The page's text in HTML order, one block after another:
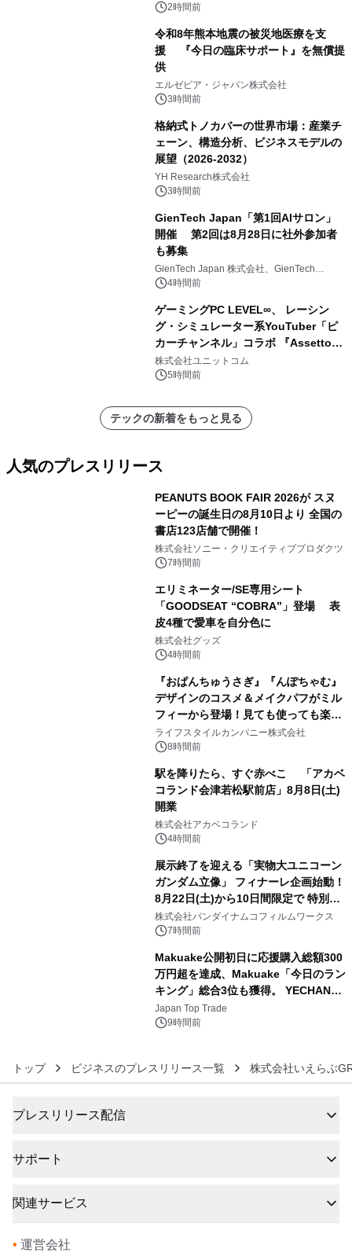
対象iiyama PCのご購入で最大3万円分
2時間前
令和8年熊本地震の被災地医療を支
援 『今日の臨床サポート』を無償提
供
エルゼビア・ジャパン株式会社
3時間前
格納式トノカバーの世界市場：産業チ
ェーン、構造分析、ビジネスモデルの
展望（2026-2032）
YH Research株式会社
3時間前
GienTech Japan「第1回AIサロン」
開催 第2回は8月28日に社外参加者
も募集
GienTech Japan 株式会社、GienTech
Consulting Japan 株式会社
4時間前
ゲーミングPC LEVEL∞、 レーシン
グ・シミュレーター系YouTuber「ピ
カーチャンネル」コラボ 『Assetto
Corsa EVO』推奨パソコン販売中
株式会社ユニットコム
5時間前
テックの新着をもっと見る
人気のプレスリリース
PEANUTS BOOK FAIR 2026が スヌ
ーピーの誕生日の8月10日より 全国の
書店123店舗で開催！
株式会社ソニー・クリエイティブプロダクツ
7時間前
エリミネーター/SE専用シート
「GOODSEAT “COBRA”」登場 表
皮4種で愛車を自分色に
株式会社グッズ
4時間前
『おぱんちゅうさぎ』『んぽちゃむ』
デザインのコスメ＆メイクパフがミル
フィーから登場！見ても使っても楽し
い、ポップでキュートなコレクショ
ン。
ライフスタイルカンパニー株式会社
8時間前
駅を降りたら、すぐ赤べこ 「アカベ
コランド会津若松駅前店」8月8日(土)
開業
株式会社アカベコランド
4時間前
展示終了を迎える「実物大ユニコーン
ガンダム立像」 フィナーレ企画始動！
8月22日(土)から10日間限定で 特別映
像『UNICORN GUNDAM Statue ―
BEYOND POSSIBILITY ―』を上映！
株式会社バンダイナムコフィルムワークス
7時間前
Makuake公開初日に応援購入総額300
万円超を達成、Makuake「今日のラン
キング」総合3位も獲得。 YECHAN音
浴シンギングボウル第2弾の大型サイ
ズ（XL・2XL・3XL）を先行販売中
Japan Top Trade
9時間前
トップ ビジネスのプレスリリース一覧 株式会社いえらぶ
プレスリリース配信
サポート
関連サービス
• 運営会社